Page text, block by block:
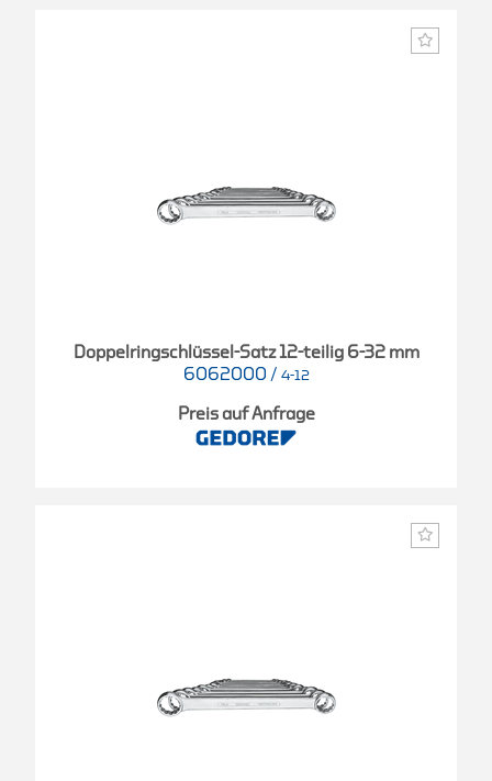
Doppelringschlüssel-Satz 12-teilig 6-32 mm
6062000 / 4-12
Preis auf Anfrage